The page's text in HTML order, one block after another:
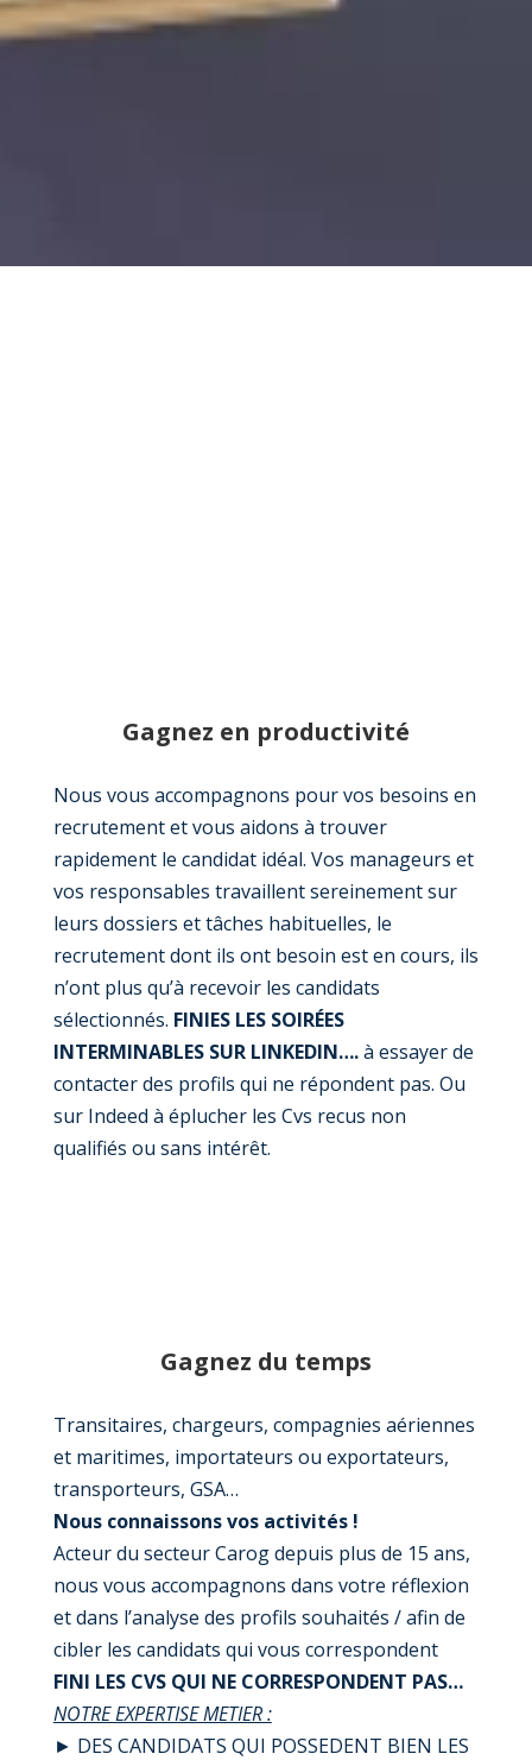
Gagnez en productivité
Nous vous accompagnons pour vos besoins en
recrutement et vous aidons à trouver
rapidement le candidat idéal. Vos manageurs et
vos responsables travaillent sereinement sur
leurs dossiers et tâches habituelles, le
recrutement dont ils ont besoin est en cours, ils
n’ont plus qu’à recevoir les candidats
sélectionnés. FINIES LES SOIRÉES
INTERMINABLES SUR LINKEDIN….à essayer de
contacter des profils qui ne répondent pas. Ou
sur Indeed à éplucher les Cvs recus non
qualifiés ou sans intérêt.
Gagnez du temps
Transitaires, chargeurs, compagnies aériennes
et maritimes, importateurs ou exportateurs,
transporteurs, GSA…
Nous connaissons vos activités !
Acteur du secteur Carog depuis plus de 15 ans,
nous vous accompagnons dans votre réflexion
et dans l’analyse des profils souhaités / afin de
cibler les candidats qui vous correspondent
FINI LES CVS QUI NE CORRESPONDENT PAS…
NOTRE EXPERTISE METIER :
► DES CANDIDATS QUI POSSEDENT BIEN LES